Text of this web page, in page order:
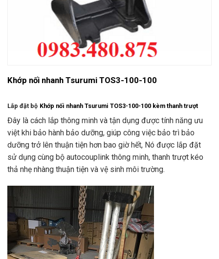
Khớp nối nhanh Tsurumi TOS3-100-100
Lắp đặt bộ Khớp nối nhanh Tsurumi TOS3-100-100 kèm thanh trượt
Đây là cách lắp thông minh và tận dụng được tính năng ưu
việt khi bảo hành bảo dưỡng, giúp công việc bảo trì bảo
dưỡng trở lên thuận tiện hơn bao giờ hết, Nó được lắp đặt
sử dụng cùng bộ autocouplink thông minh, thanh trượt kéo
thả nhẹ nhàng thuận tiện và vệ sinh môi trường.